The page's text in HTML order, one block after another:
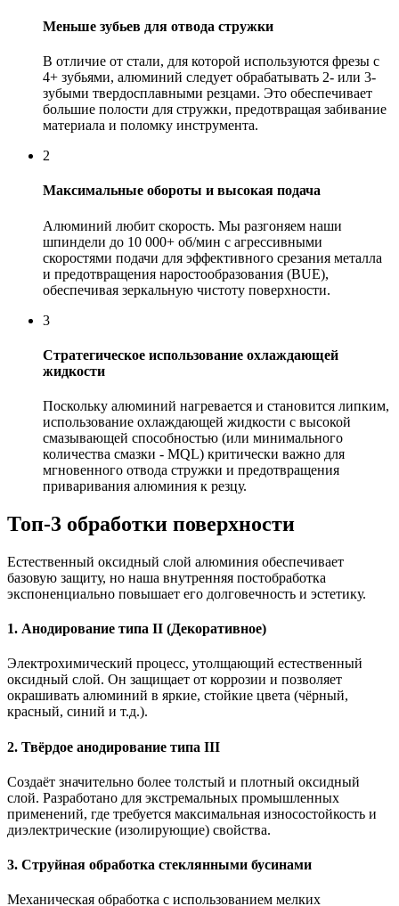
Меньше зубьев для отвода стружки
В отличие от стали, для которой используются фрезы с
4+ зубьями, алюминий следует обрабатывать 2- или 3-
зубыми твердосплавными резцами. Это обеспечивает
большие полости для стружки, предотвращая забивание
материала и поломку инструмента.
2
Максимальные обороты и высокая подача
Алюминий любит скорость. Мы разгоняем наши
шпиндели до 10 000+ об/мин с агрессивными
скоростями подачи для эффективного срезания металла
и предотвращения наростообразования (BUE),
обеспечивая зеркальную чистоту поверхности.
3
Стратегическое использование охлаждающей
жидкости
Поскольку алюминий нагревается и становится липким,
использование охлаждающей жидкости с высокой
смазывающей способностью (или минимального
количества смазки - MQL) критически важно для
мгновенного отвода стружки и предотвращения
приваривания алюминия к резцу.
Топ-3 обработки поверхности
Естественный оксидный слой алюминия обеспечивает
базовую защиту, но наша внутренняя постобработка
экспоненциально повышает его долговечность и эстетику.
1. Анодирование типа II (Декоративное)
Электрохимический процесс, утолщающий естественный
оксидный слой. Он защищает от коррозии и позволяет
окрашивать алюминий в яркие, стойкие цвета (чёрный,
красный, синий и т.д.).
2. Твёрдое анодирование типа III
Создаёт значительно более толстый и плотный оксидный
слой. Разработано для экстремальных промышленных
применений, где требуется максимальная износостойкость и
диэлектрические (изолирующие) свойства.
3. Струйная обработка стеклянными бусинами
Механическая обработка с использованием мелких